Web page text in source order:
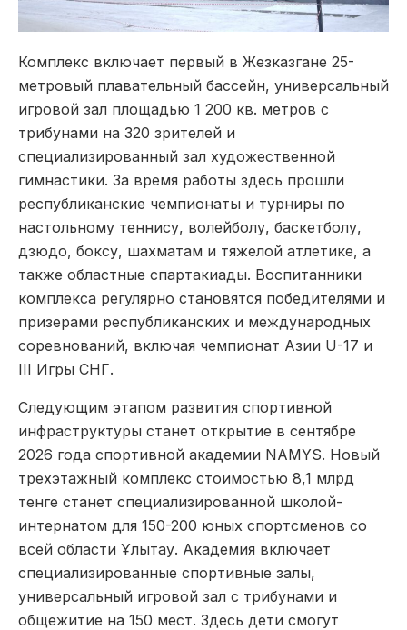
Комплекс включает первый в Жезказгане 25-
метровый плавательный бассейн, универсальный
игровой зал площадью 1 200 кв. метров с
трибунами на 320 зрителей и
специализированный зал художественной
гимнастики. За время работы здесь прошли
республиканские чемпионаты и турниры по
настольному теннису, волейболу, баскетболу,
дзюдо, боксу, шахматам и тяжелой атлетике, а
также областные спартакиады. Воспитанники
комплекса регулярно становятся победителями и
призерами республиканских и международных
соревнований, включая чемпионат Азии U-17 и
III Игры СНГ.
Следующим этапом развития спортивной
инфраструктуры станет открытие в сентябре
2026 года спортивной академии NAMYS. Новый
трехэтажный комплекс стоимостью 8,1 млрд
тенге станет специализированной школой-
интернатом для 150-200 юных спортсменов со
всей области Ұлытау. Академия включает
специализированные спортивные залы,
универсальный игровой зал с трибунами и
общежитие на 150 мест. Здесь дети смогут